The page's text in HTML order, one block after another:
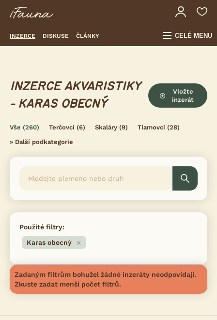
INZERCE DISKUSE ČLÁNKY CELÉ MENU
INZERCE AKVARISTIKY
- KARAS OBECNÝ
Vložte
inzerát
Vše (260) Terčovci (6) Skaláry (9) Tlamovci (28)
» Další podkategorie
Použité filtry:
Karas obecný
Zadaným filtrům bohužel žádné inzeráty neodpovídají.
Zkuste zadat menší počet filtrů.